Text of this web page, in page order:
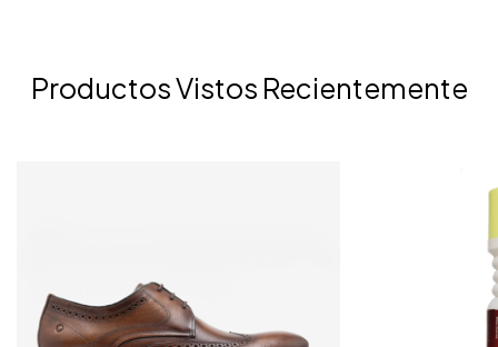
Productos Vistos Recientemente